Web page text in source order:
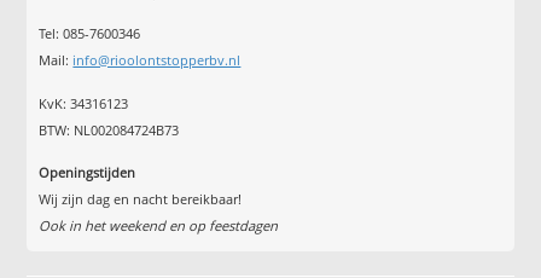
Tel:085-7600346
Mail: info@rioolontstopperbv.nl
KvK: 34316123
BTW: NL002084724B73
Openingstijden
Wij zijn dag en nacht bereikbaar!
Ook in het weekend en op feestdagen